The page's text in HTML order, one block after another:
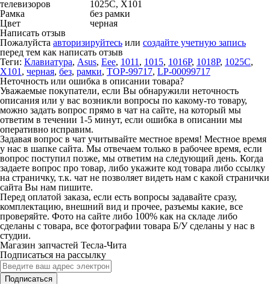
телевизоров
1025C, X101
Рамка
без рамки
Цвет
черная
Написать отзыв
Пожалуйста авторизируйтесь или создайте учетную запись
перед тем как написать отзыв
Теги: Клавиатура, Asus, Eee, 1011 , 1015, 1016P, 1018P, 1025C,
X101 , черная, без, рамки, TOP-99717, LP-00099717
Неточность или ошибка в описании товара?
Уважаемые покупатели, если Вы обнаружили неточность
описания или у вас возникли вопросы по какому-то товару,
можно задать вопрос прямо в чат на сайте, на который мы
ответим в течении 1-5 минут, если ошибка в описании мы
оперативно исправим.
Задавая вопрос в чат учитывайте местное время! Местное время
у нас в шапке сайта. Мы отвечаем только в рабочее время, если
вопрос поступил позже, мы ответим на следующий день. Когда
задаете вопрос про товар, либо укажите код товара либо ссылку
на страничку, т.к. чат не позволяет видеть нам с какой странички
сайта Вы нам пишите.
Перед оплатой заказа, если есть вопросы задавайте сразу,
комплектацию, внешний вид и прочее, разъемы какие, все
проверяйте. Фото на сайте либо 100% как на складе либо
сделаны с товара, все фотографии товара Б/У сделаны у нас в
студии.
Магазин запчастей Тесла-Чита
Подписаться на рассылку
Подписаться